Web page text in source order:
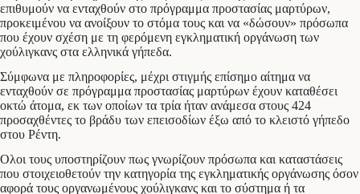
επιθυμούν να ενταχθούν στο πρόγραμμα προστασίας μαρτύρων,
προκειμένου να ανοίξουν το στόμα τους και να «δώσουν» πρόσωπα
που έχουν σχέση με τη φερόμενη εγκληματική οργάνωση των
χούλιγκανς στα ελληνικά γήπεδα.
Σύμφωνα με πληροφορίες, μέχρι στιγμής επίσημο αίτημα να
ενταχθούν σε πρόγραμμα προστασίας μαρτύρων έχουν καταθέσει
οκτώ άτομα, εκ των οποίων τα τρία ήταν ανάμεσα στους 424
προσαχθέντες το βράδυ των επεισοδίων έξω από το κλειστό γήπεδο
στου Ρέντη.
Ολοι τους υποστηρίζουν πως γνωρίζουν πρόσωπα και καταστάσεις
που στοιχειοθετούν την κατηγορία της εγκληματικής οργάνωσης όσον
αφορά τους οργανωμένους χούλιγκανς και το σύστημα ή τα